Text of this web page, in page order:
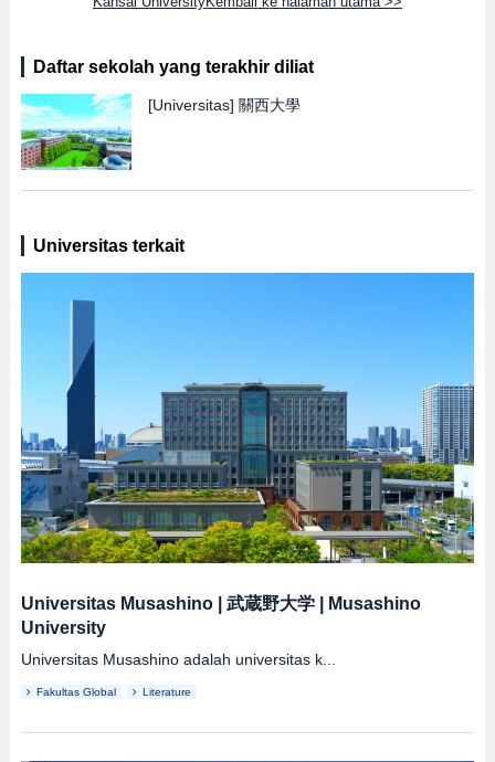
Daftar sekolah yang terakhir diliat
[Universitas] 關西大學
Universitas terkait
Universitas Musashino| 武蔵野大学|
Musashino
University
Universitas Musashino adalah universitas k...
Fakultas Global Literature